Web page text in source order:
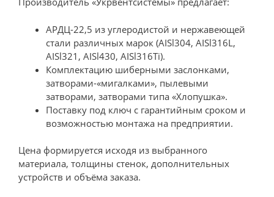
АРДЦ-22,5 из углеродистой и нержавеющей
стали различных марок (AISl304, AISl316L,
AISl321, AISl430, AISl316Ti).
Комплектацию шиберными заслонками,
затворами-«мигалками», пылевыми
затворами, затворами типа «Хлопушка».
Поставку под ключ с гарантийным сроком и
возможностью монтажа на предприятии.
Цена формируется исходя из выбранного
материала, толщины стенок, дополнительных
устройств и объёма заказа.